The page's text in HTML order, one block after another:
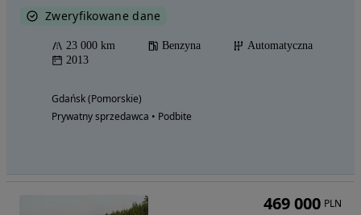
Zweryfikowane dane
23 000 km Benzyna
Automatyczna
2013
Gdańsk (Pomorskie)
Prywatny sprzedawca • Podbite
469 000 PLN